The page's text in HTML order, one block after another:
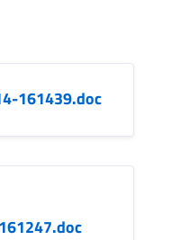
161439.doc